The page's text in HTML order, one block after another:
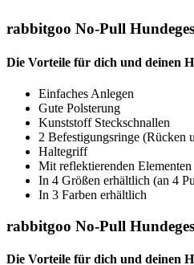
rabbitgoo No-Pull
Die Vorteile für dich und deinen
Einfaches Anlegen
Gute Polsterung
Kunststoff Steckschnallen
2 Befestigungsringe (Rücken
Haltegriff
Mit reflektierenden Elementen
In 4 Größen erhältlich (an 4
In 3 Farben erhältlich
rabbitgoo No-Pull
Die Vorteile für dich und deinen